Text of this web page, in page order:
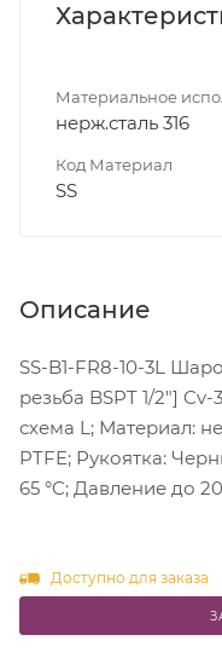
Материальное
нерж.сталь 316
Код Материал
SS
Описание
SS-B1-FR8-10-3L
резьба BSPT 1/2"]
схема L; Материал:
PTFE; Рукоятка:
65 °C; Давление до
Доступно для заказа